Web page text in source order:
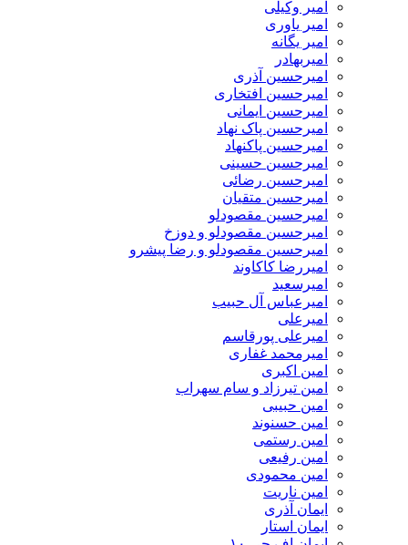
امیر وکیلی
امیر یاوری
امیر یگانه
امیربهادر
امیرحسین آذری
امیرحسین افتخاری
امیرحسین ایمانی
امیرحسین پاک نهاد
امیرحسین پاکنهاد
امیرحسین حسینی
امیرحسین رضائی
امیرحسین متقیان
امیرحسین مقصودلو
امیرحسین مقصودلو و دوزخ
امیرحسین مقصودلو و رضا پیشرو
امیررضا کاکاوند
امیرسعید
امیرعباس آل حبیب
امیرعلی
امیرعلی پورقاسم
امیرمحمد غفاری
امین اکبری
امین تیرزاد و سام سهراب
امین حبیبی
امین حسنوند
امین رستمی
امین رفیعی
امین محمودی
امین ناریت
ایمان آذری
ایمان استار